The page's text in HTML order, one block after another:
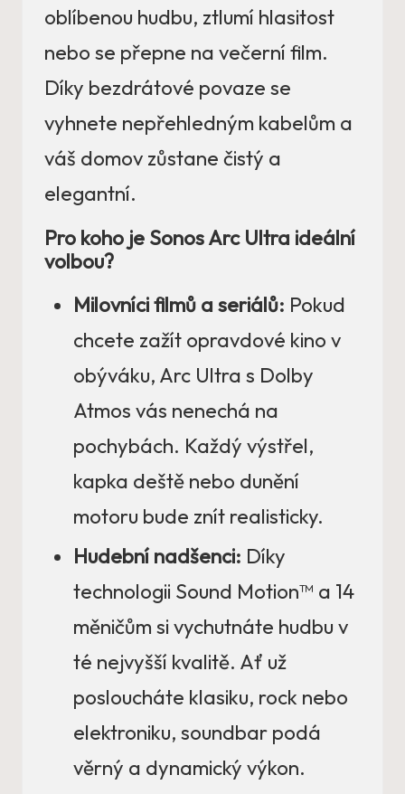
oblíbenou hudbu, ztlumí hlasitost
nebo se přepne na večerní film.
Díky bezdrátové povaze se
vyhnete nepřehledným kabelům a
váš domov zůstane čistý a
elegantní.
Pro koho je Sonos Arc Ultra ideální
volbou?
Milovníci filmů a seriálů: Pokud
chcete zažít opravdové kino v
obýváku, Arc Ultra s Dolby
Atmos vás nenechá na
pochybách. Každý výstřel,
kapka deště nebo dunění
motoru bude znít realisticky.
Hudební nadšenci: Díky
technologii Sound Motion™ a 14
měničům si vychutnáte hudbu v
té nejvyšší kvalitě. Ať už
posloucháte klasiku, rock nebo
elektroniku, soundbar podá
věrný a dynamický výkon.